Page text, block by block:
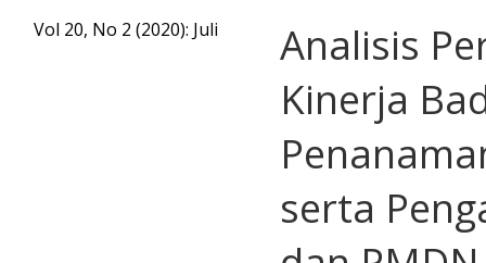
Vol 20, No 2 (2020): Juli
Analisis
Kinerja
serta